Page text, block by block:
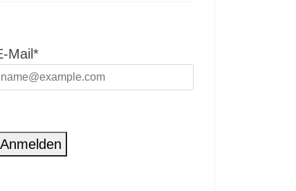
Mail*
Anmelden